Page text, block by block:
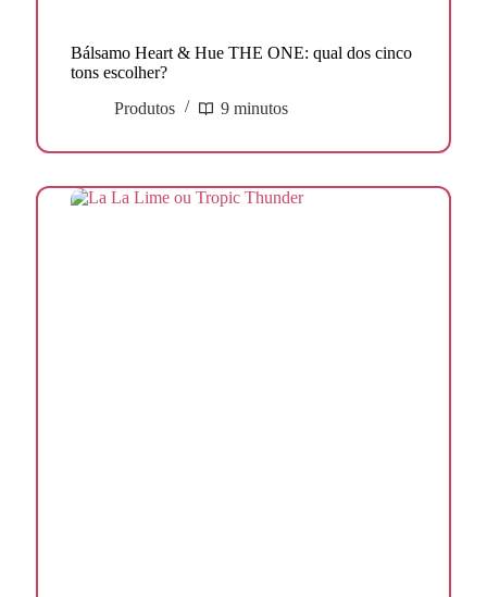
Bálsamo Heart & Hue THE ONE: qual dos cinco
tons escolher?
Produtos
9 minutos